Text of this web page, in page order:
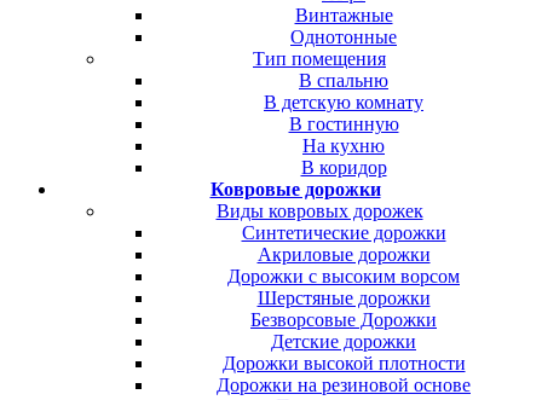
Винтажные
Однотонные
Тип помещения
В спальню
В детскую комнату
В гостинную
На кухню
В коридор
Ковровые дорожки
Виды ковровых дорожек
Синтетические дорожки
Акриловые дорожки
Дорожки с высоким ворсом
Шерстяные дорожки
Безворсовые Дорожки
Детские дорожки
Дорожки высокой плотности
Дорожки на резиновой основе